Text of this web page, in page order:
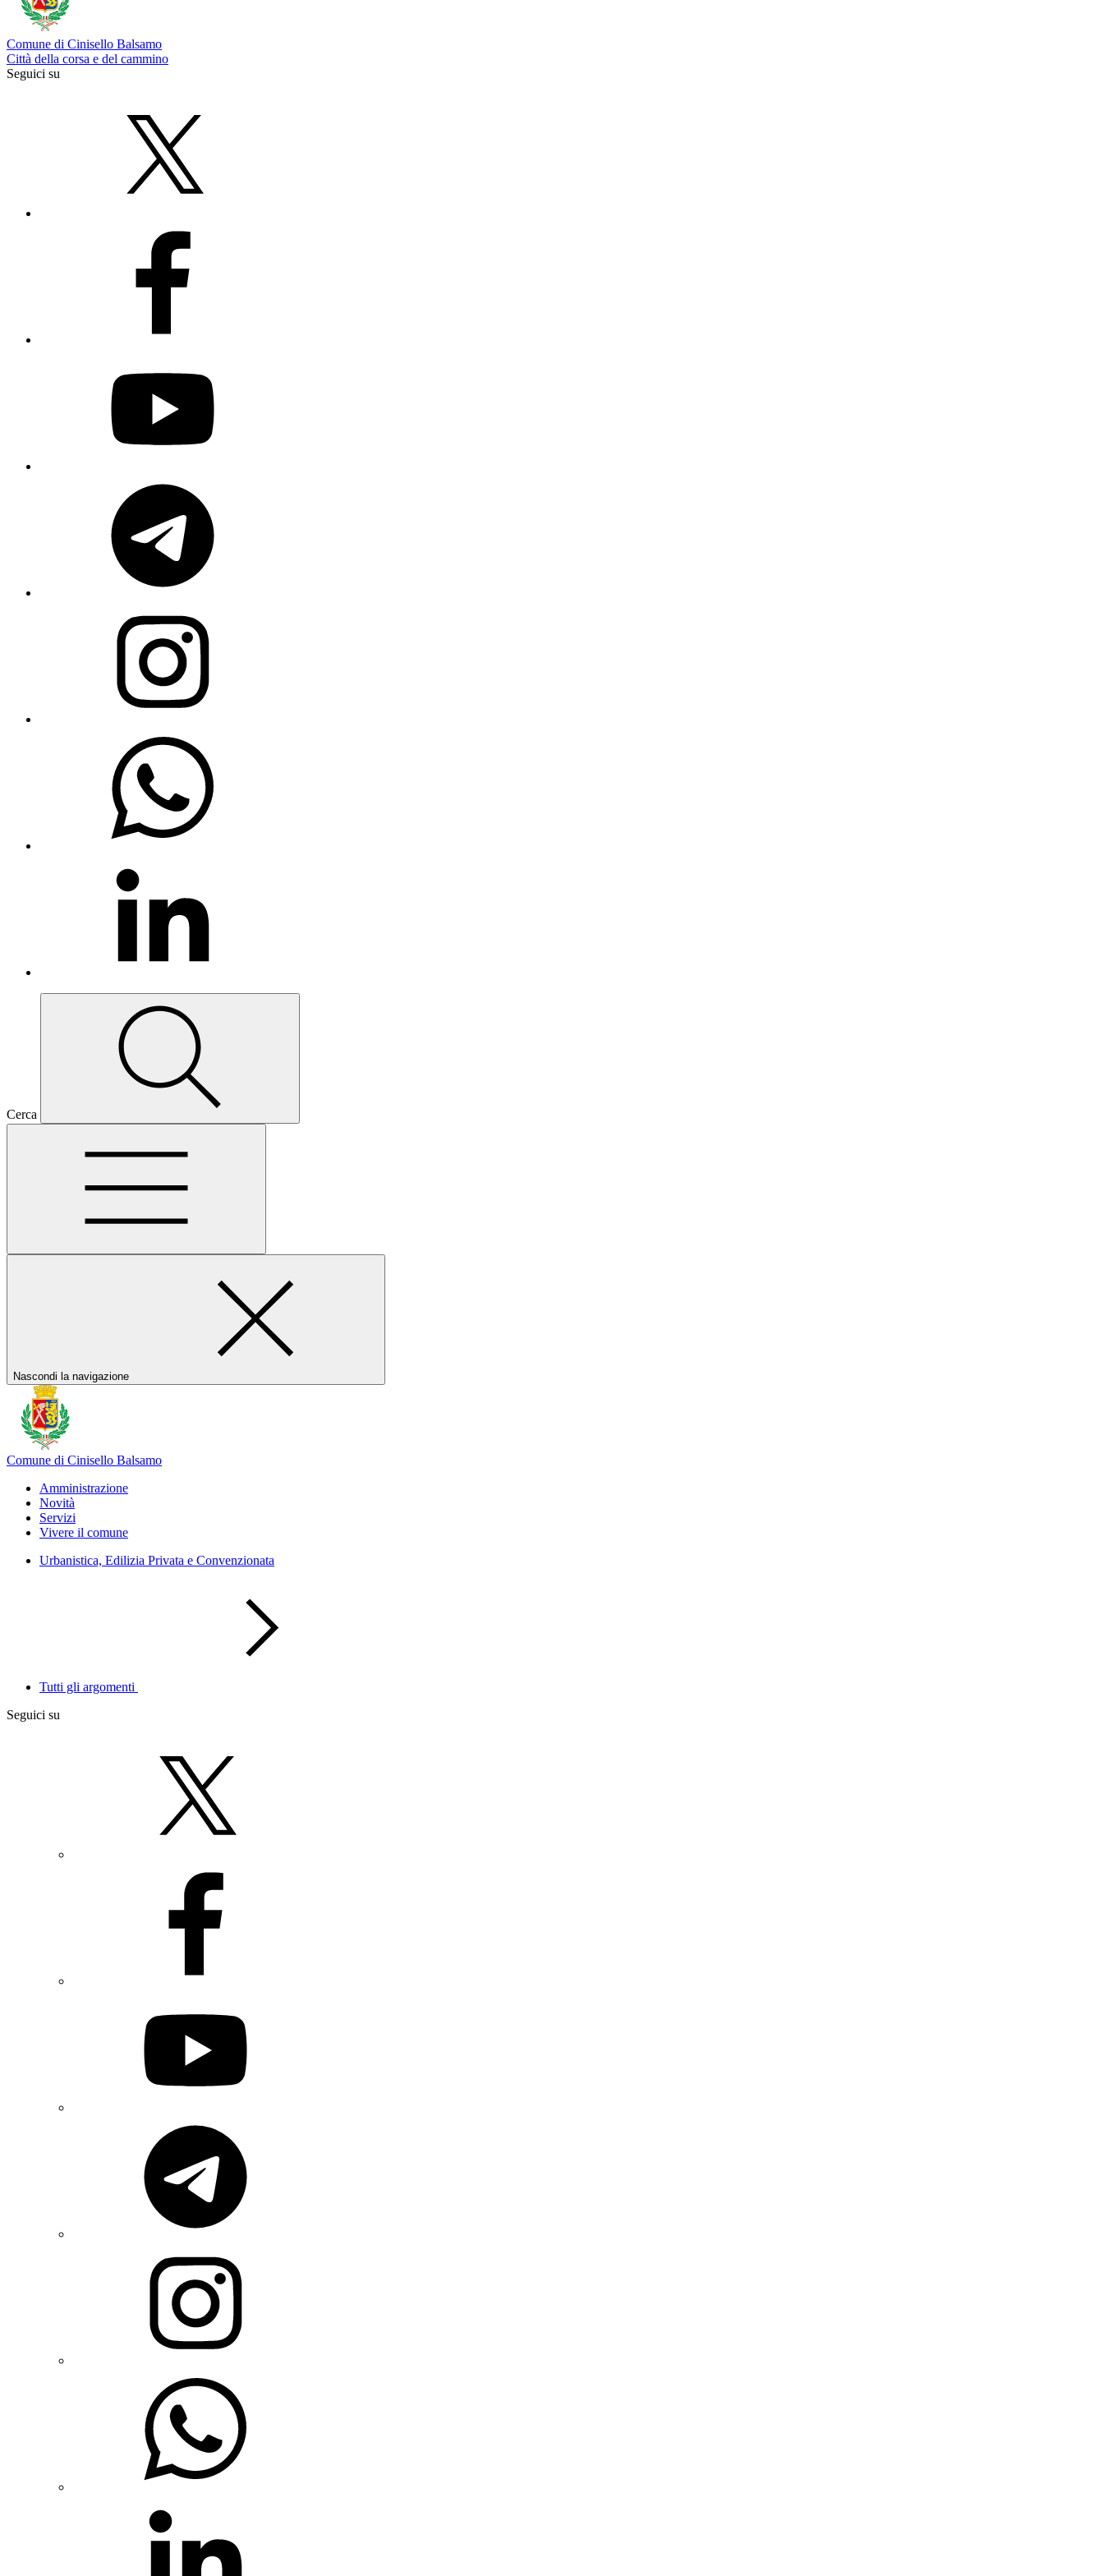
Comune di Cinisello Balsamo
Città della corsa e del cammino
Seguici su
Cerca
Nascondi la navigazione
Comune di Cinisello Balsamo
Amministrazione
Novità
Servizi
Vivere il comune
Urbanistica, Edilizia Privata e Convenzionata
Tutti gli argomenti
Seguici su